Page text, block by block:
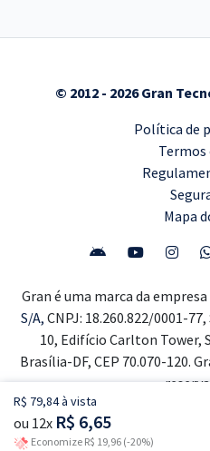
R$ 79,84 à vista
ou 12x R$ 6,65
Economize R$ 19,96 (-20%)
© 2012 - 2026 Gran
Política de
Termos
Mapa
Gran é uma marca da empresa
S/A, CNPJ: 18.260.822/0001-
10, Edifício Carlton Tower,
Brasília-DF, CEP 70.070-120.